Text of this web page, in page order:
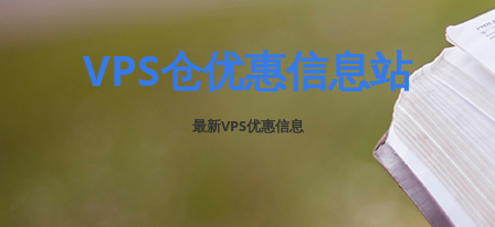
VPS仓优惠信息站
最新VPS优惠信息